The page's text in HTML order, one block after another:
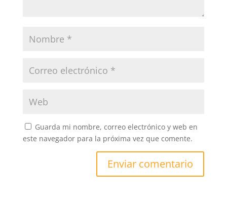
Guarda mi nombre, correo electrónico y web en
este navegador para la próxima vez que comente.